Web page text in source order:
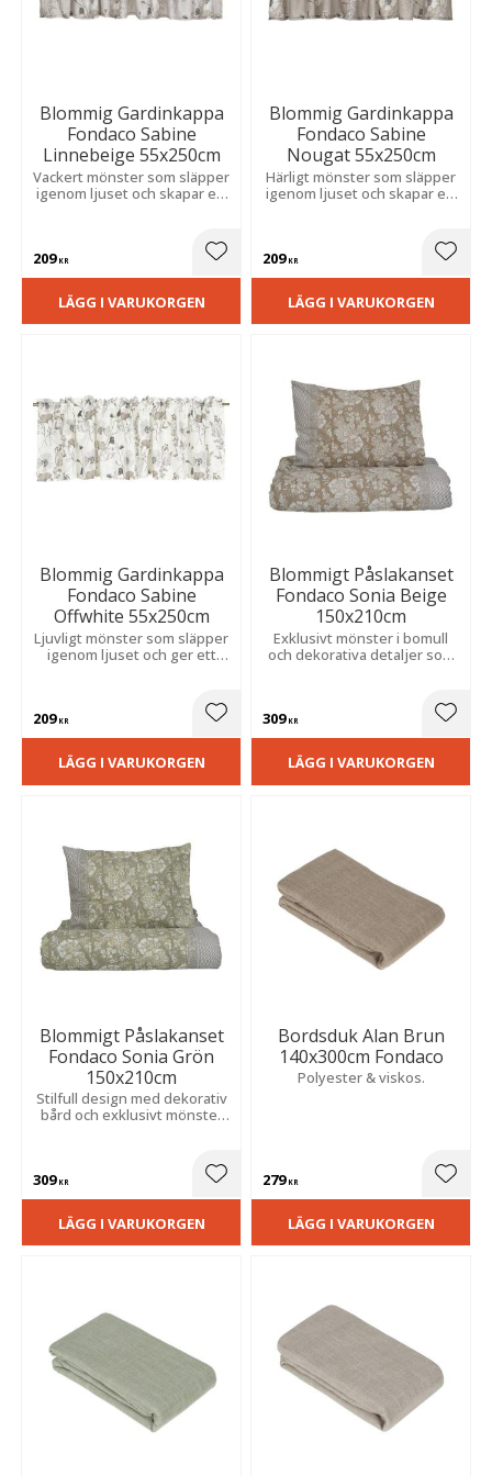
Blommig Gardinkappa
Fondaco Sabine
Linnebeige 55x250cm
Vackert mönster som släpper
igenom ljuset och skapar ett
209KR Lägg till i favoriter
LÄGG I VARUKORGEN
Blommig Gardinkappa
Fondaco Sabine
Nougat 55x250cm
Härligt mönster som släpper
igenom ljuset och skapar ett
209KR
LÄGG I VARUKORGEN
Blommig Gardinkappa
Fondaco Sabine
Offwhite 55x250cm
Ljuvligt mönster som släpper
igenom ljuset och ger ett
209KR Lägg till i favoriter
LÄGG I VARUKORGEN
Blommigt Påslakanset
Fondaco Sonia Beige
150x210cm
Exklusivt mönster i bomull
och dekorativa detaljer som
309KR
LÄGG I VARUKORGEN
Blommigt Påslakanset
Fondaco Sonia Grön
150x210cm
Stilfull design med dekorativ
bård och exklusivt mönster
309KR Lägg till i favoriter
LÄGG I VARUKORGEN
Bordsduk Alan Brun
140x300cm Fondaco
Polyester & viskos.
279KR
LÄGG I VARUKORGEN